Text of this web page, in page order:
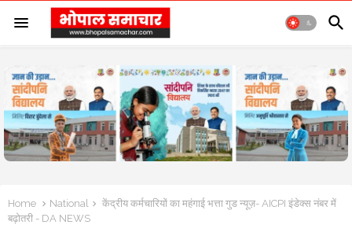
Home National
केंद्रीय कर्मचारियों का महंगाई भत्ता गुड न्यूज़- AICPI इंडेक्स नंबर में
बढ़ोतरी - DA NEWS